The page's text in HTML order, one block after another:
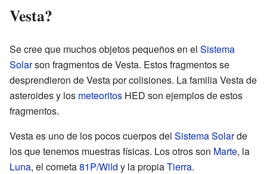
Vesta?
Se cree que muchos objetos pequeños en el Sistema
Solarson fragmentos de Vesta. Estos fragmentos se
desprendieron de Vesta por colisiones. La familia Vesta de
asteroides y los meteoritos HED son ejemplos de estos
fragmentos.
Vesta es uno de los pocos cuerpos del Sistema Solarde
los que tenemos muestras físicas. Los otros son Marte, la
Luna, el cometa81P/Wild y la propiaTierra.